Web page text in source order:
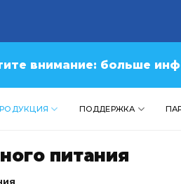
внимание: больше
ПОДДЕРЖКА
питания